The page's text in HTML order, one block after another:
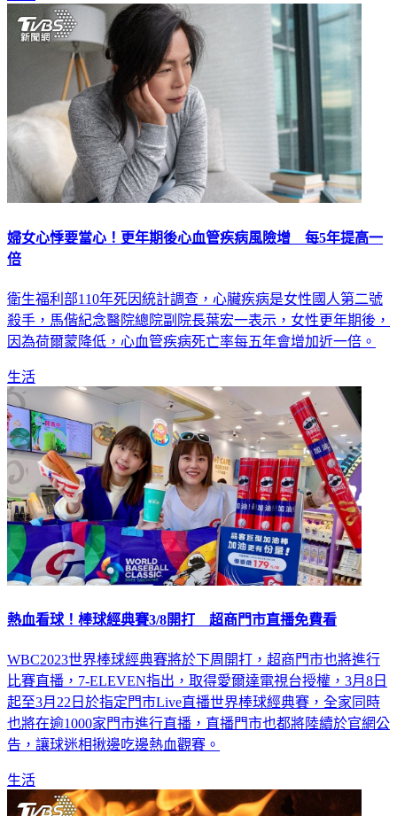
生活
婦女心悸要當心！更年期後心血管疾病風險增 每5年提高一
衛生福利部110年死因統計調查，心臟疾病是女性國人第二號
殺手，馬偕紀念醫院總院副院長葉宏一表示，女性更年期後，
生活
WBC2023世界棒球經典賽將於下周開打，超商門市也將進行
比賽直播，7-ELEVEN指出，取得愛爾達電視台授權，3月8日
起至3月22日於指定門市Live直播世界棒球經典賽，全家同時
也將在逾1000家門市進行直播，直播門市也都將陸續於官網公
生活